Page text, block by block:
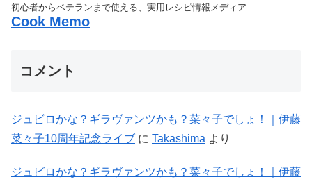
初心者からベテランまで使える、実用レシピ情報メディア
Cook Memo
コメント
ジュビロかな？ギラヴァンツかも？菜々子でしょ！｜伊藤
菜々子10周年記念ライブ に Takashima より
ジュビロかな？ギラヴァンツかも？菜々子でしょ！｜伊藤